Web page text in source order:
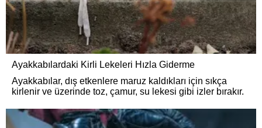
Ayakkabılardaki Kirli Lekeleri Hızla Giderme
Ayakkabılar, dış etkenlere maruz kaldıkları için sıkça
kirlenir ve üzerinde toz, çamur, su lekesi gibi izler bırakır.